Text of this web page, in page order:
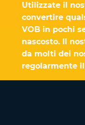
Utilizzate il
convertire
VOB in pochi
nascosto. Il
da molti dei
regolarmente